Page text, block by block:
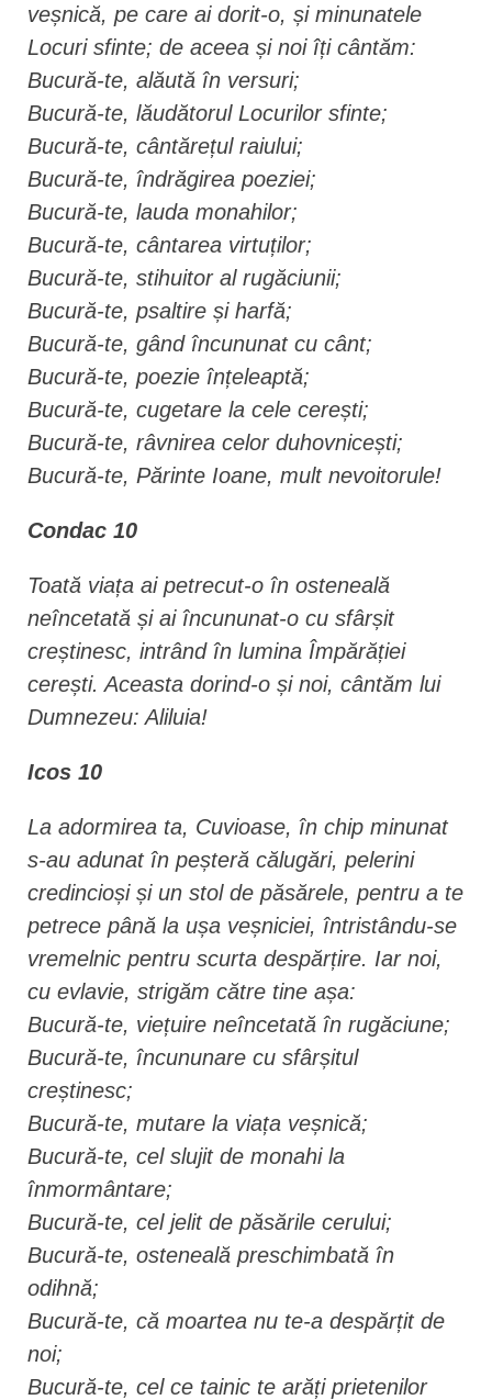
veșnică, pe care ai dorit-o, și minunatele
Locuri sfinte; de aceea și noi îți cântăm:
Bucură-te, alăută în versuri;
Bucură-te, lăudătorul Locurilor sfinte;
Bucură-te, cântărețul raiului;
Bucură-te, îndrăgirea poeziei;
Bucură-te, lauda monahilor;
Bucură-te, cântarea virtuților;
Bucură-te, stihuitor al rugăciunii;
Bucură-te, psaltire și harfă;
Bucură-te, gând încununat cu cânt;
Bucură-te, poezie înțeleaptă;
Bucură-te, cugetare la cele cerești;
Bucură-te, râvnirea celor duhovnicești;
Bucură-te, Părinte Ioane, mult nevoitorule!
Condac 10
Toată viața ai petrecut-o în osteneală
neîncetată și ai încununat-o cu sfârșit
creștinesc, intrând în lumina Împărăției
cerești. Aceasta dorind-o și noi, cântăm lui
Dumnezeu: Aliluia!
Icos 10
La adormirea ta, Cuvioase, în chip minunat
s-au adunat în peșteră călugări, pelerini
credincioși și un stol de păsărele, pentru a te
petrece până la ușa veșniciei, întristându-se
vremelnic pentru scurta despărțire. Iar noi,
cu evlavie, strigăm către tine așa:
Bucură-te, viețuire neîncetată în rugăciune;
Bucură-te, încununare cu sfârșitul
creștinesc;
Bucură-te, mutare la viața veșnică;
Bucură-te, cel slujit de monahi la
înmormântare;
Bucură-te, cel jelit de păsările cerului;
Bucură-te, osteneală preschimbată în
odihnă;
Bucură-te, că moartea nu te-a despărțit de
noi;
Bucură-te, cel ce tainic te arăți prietenilor